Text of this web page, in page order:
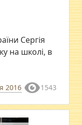
Сергія
на школі, в
2016 1543